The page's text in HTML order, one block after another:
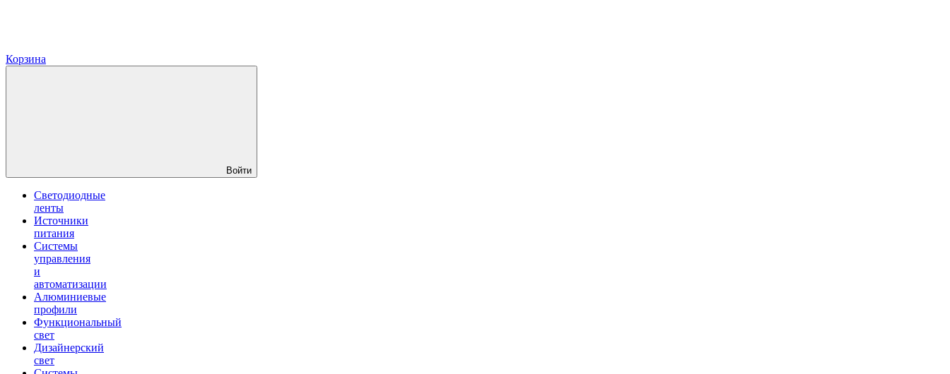
Корзина
Войти
Светодиодные
ленты
Источники
питания
Системы
управления
и
автоматизации
Алюминиевые
профили
Функциональный
свет
Дизайнерский
свет